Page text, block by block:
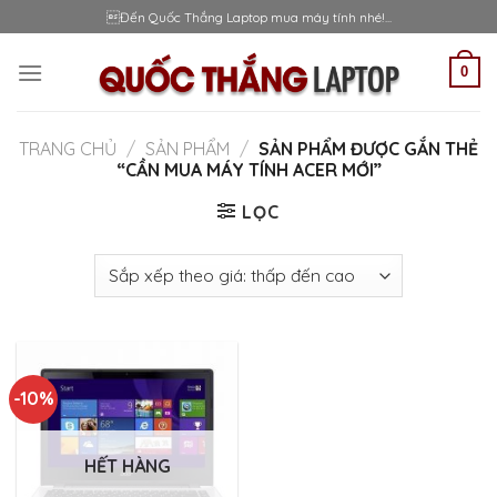
to
content
Đến Quốc Thắng Laptop mua máy tính nhé!...
0
TRANG CHỦ / SẢN PHẨM / SẢN PHẨM ĐƯỢC GẮN THẺ
“CẦN MUA MÁY TÍNH ACER MỚI”
LỌC
-10%
HẾT HÀNG